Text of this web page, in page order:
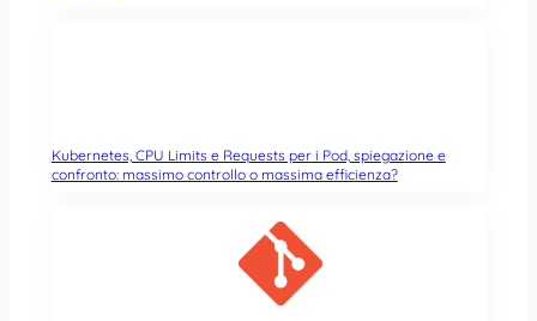
Kubernetes, CPU Limits e Requests per i Pod, spiegazione e
confronto: massimo controllo o massima efficienza?